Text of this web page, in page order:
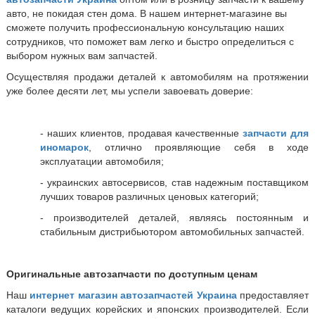
авто, не покидая стен дома. В нашем интернет-магазине вы
сможете получить профессиональную консультацию наших
сотрудников, что поможет вам легко и быстро определиться с
выбором нужных вам запчастей.
Осуществляя продажи деталей к автомобилям на протяжении
уже более десяти лет, мы успели завоевать доверие:
- наших клиентов, продавая качественныезапчасти для
иномарок, отлично проявляющие себя в ходе
эксплуатации автомобиля;
- украинских автосервисов, став надежным поставщиком
лучших товаров различных ценовых категорий;
- производителей деталей, являясь постоянным и
стабильным дистрибьютором автомобильных запчастей.
Оригинальные автозапчасти по доступным ценам
Наш интернет магазин автозапчастей Украинапредоставляет
каталоги ведущих корейских и японских производителей. Если